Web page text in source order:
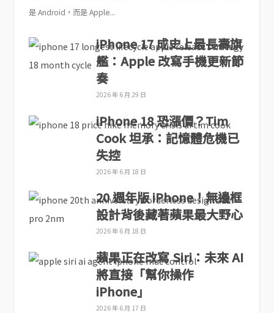
是 Android，而是 Apple...
iPhone 17 成史上最長壽旗
艦：Apple 改寫手機更新節
奏
2026 年 6 月 29 日
iPhone 18 恐漲價？Tim
Cook 坦承：記憶體危機已
失控
2026 年 6 月 18 日
20 週年版 iPhone！無邊框
設計背後藏著蘋果最大野心
2026 年 6 月 18 日
蘋果正在改寫 Siri：未來 AI
將直接「幫你操作
iPhone」
2026 年 6 月 17 日